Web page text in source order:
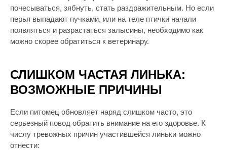
почесываться, зябнуть, стать раздражительным. Но если
перья выпадают пучками, или на теле птички начали
появляться и разрастаться залысины, необходимо как
можно скорее обратиться к ветеринару.
СЛИШКОМ ЧАСТАЯ ЛИНЬКА:
ВОЗМОЖНЫЕ ПРИЧИНЫ
Если питомец обновляет наряд слишком часто, это
серьезный повод обратить внимание на его здоровье. К
числу тревожных причин участившейся линьки можно
отнести: